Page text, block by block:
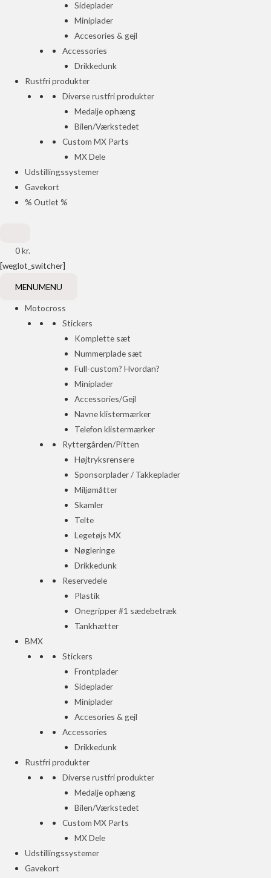
Sideplader
Miniplader
Accesories & gejl
Accessories
Drikkedunk
Rustfri produkter
Diverse rustfri produkter
Medalje ophæng
Bilen/Værkstedet
Custom MX Parts
MX Dele
Udstillingssystemer
Gavekort
% Outlet %
0kr.
[weglot_switcher]
MENUMENU
Motocross
Stickers
Komplette sæt
Nummerplade sæt
Full-custom? Hvordan?
Miniplader
Accessories/Gejl
Navne klistermærker
Telefon klistermærker
Ryttergården/Pitten
Højtryksrensere
Sponsorplader / Takkeplader
Miljømåtter
Skamler
Telte
Legetøjs MX
Nøgleringe
Drikkedunk
Reservedele
Plastik
Onegripper #1 sædebetræk
Tankhætter
BMX
Stickers
Frontplader
Sideplader
Miniplader
Accesories & gejl
Accessories
Drikkedunk
Rustfri produkter
Diverse rustfri produkter
Medalje ophæng
Bilen/Værkstedet
Custom MX Parts
MX Dele
Udstillingssystemer
Gavekort